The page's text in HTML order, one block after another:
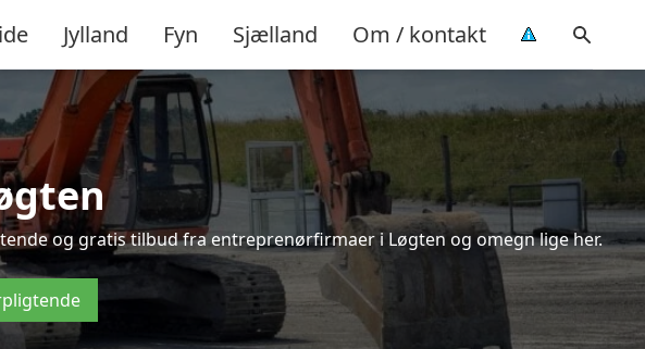
Jylland Fyn Sjælland Om / kontakt
og gratis tilbud fra entreprenørfirmaer i Løgten og omegn lige her.